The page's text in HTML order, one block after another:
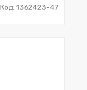
Код: 1362423-47